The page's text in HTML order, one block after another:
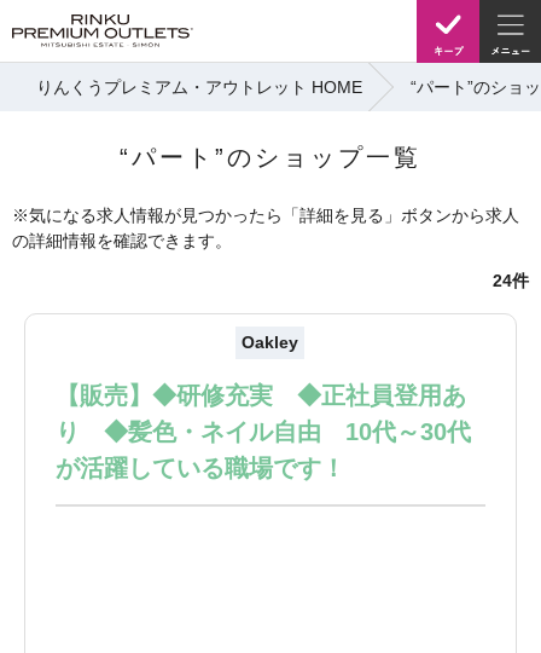
りんくうプレミアム・アウトレット HOME “パート”のショ
“パート”のショップ一覧
※気になる求人情報が見つかったら「詳細を見る」ボタンから求人
の詳細情報を確認できます。
24件
Oakley
【販売】◆研修充実 ◆正社員登用あ
り ◆髪色・ネイル自由 10代～30代
が活躍している職場です！